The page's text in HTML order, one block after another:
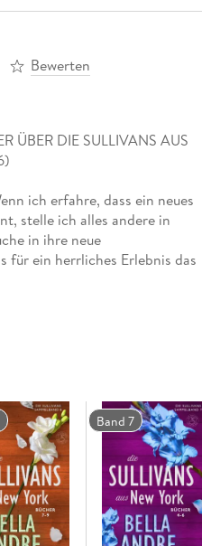
Bewerten
ÜBER DIE SULLIVANS AUS
SAN FRANCISCO (BAND 4-6)
ich erfahre, dass ein neues
stelle ich alles andere in
in ihre neue
für ein herrliches Erlebnis das
in San Francisco, war fünf
Band 7